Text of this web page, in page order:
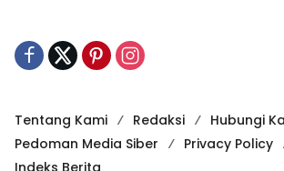
Tentang Kami Redaksi
Hubungi
Pedoman Media Siber
Privacy Policy